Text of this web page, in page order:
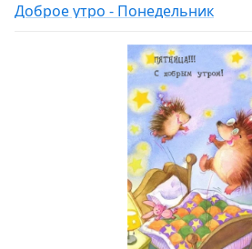
Доброе утро - Понедельник